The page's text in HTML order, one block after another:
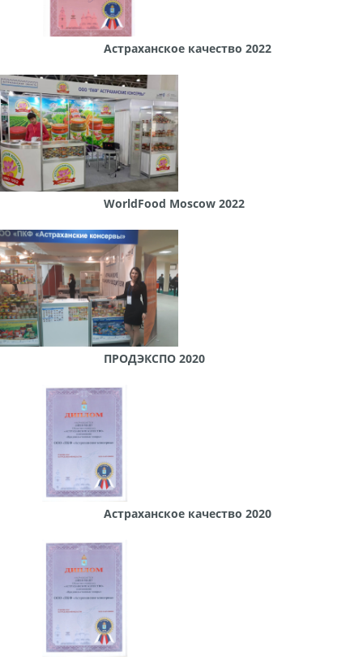
Астраханское качество 2022
WorldFood Moscow 2022
ПРОДЭКСПО 2020
Астраханское качество 2020